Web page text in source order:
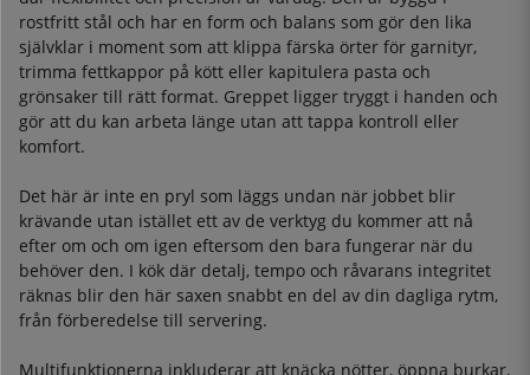
rostfritt stål och har en form och balans som gör den lika
självklar i moment som att klippa färska örter för garnityr,
trimma fettkappor på kött eller kapitulera pasta och
grönsaker till rätt format. Greppet ligger tryggt i handen och
gör att du kan arbeta länge utan att tappa kontroll eller
komfort.
Det här är inte en pryl som läggs undan när jobbet blir
krävande utan istället ett av de verktyg du kommer att nå
efter om och om igen eftersom den bara fungerar när du
behöver den. I kök där detalj, tempo och råvarans integritet
räknas blir den här saxen snabbt en del av din dagliga rytm,
från förberedelse till servering.
Multifunktionerna inkluderar att knäcka nötter, öppna burkar,